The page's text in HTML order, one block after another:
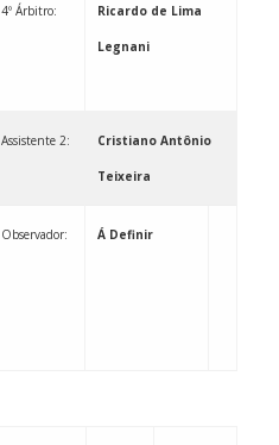
4º Árbitro: Ricardo de Lima
Legnani
Assistente 2: Cristiano Antônio
Teixeira
Observador: ­­­­­­­­­­­­­­­­­­­­­­­ Á Definir